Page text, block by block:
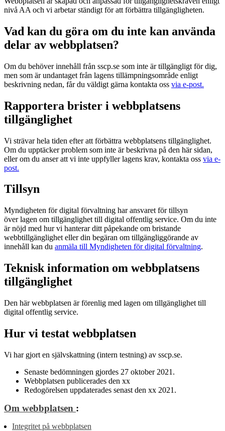
nivå AA och vi arbetar ständigt för att förbättra tillgängligheten.
Vad kan du göra om du inte kan använda
delar av webbplatsen?
Om du behöver innehåll från sscp.se som inte är tillgängligt för dig,
men som är undantaget från lagens tillämpningsområde enligt
beskrivning nedan, får du väldigt gärna kontakta oss via e-post.
Rapportera brister i webbplatsens
tillgänglighet
Vi strävar hela tiden efter att förbättra webbplatsens tillgänglighet.
Om du upptäcker problem som inte är beskrivna på den här sidan,
eller om du anser att vi inte uppfyller lagens krav, kontakta oss via e-
post.
Tillsyn
Myndigheten för digital förvaltning har ansvaret för tillsyn
över lagen om tillgänglighet till digital offentlig service. Om du inte
är nöjd med hur vi hanterar ditt påpekande om bristande
webbtillgänglighet eller din begäran om tillgängliggörande av
innehåll kan du anmäla till Myndigheten för digital förvaltning.
Teknisk information om webbplatsens
tillgänglighet
Den här webbplatsen är förenlig med lagen om tillgänglighet till
digital offentlig service.
Hur vi testat webbplatsen
Vi har gjort en självskattning (intern testning) av sscp.se.
Senaste bedömningen gjordes 27 oktober 2021.
Webbplatsen publicerades den xx
Redogörelsen uppdaterades senast den xx 2021.
Om webbplatsen :
Integritet på webbplatsen